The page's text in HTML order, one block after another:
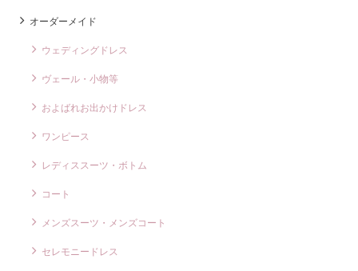
オーダーメイド
ウェディングドレス
ヴェール・小物等
およばれお出かけドレス
ワンピース
レディススーツ・ボトム
コート
メンズスーツ・メンズコート
セレモニードレス